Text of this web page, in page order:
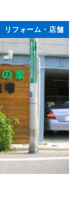
リフォーム・店舗